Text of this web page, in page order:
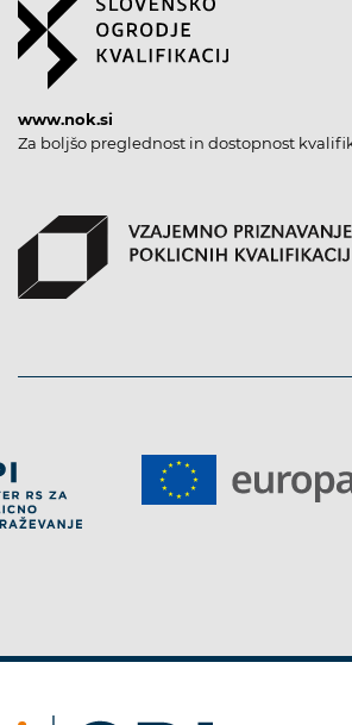
www.nok.si
Za boljšo preglednost in dostopnost